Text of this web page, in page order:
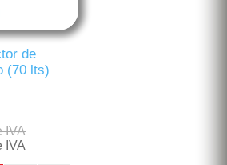
de
(70 lts)
IVA
IVA